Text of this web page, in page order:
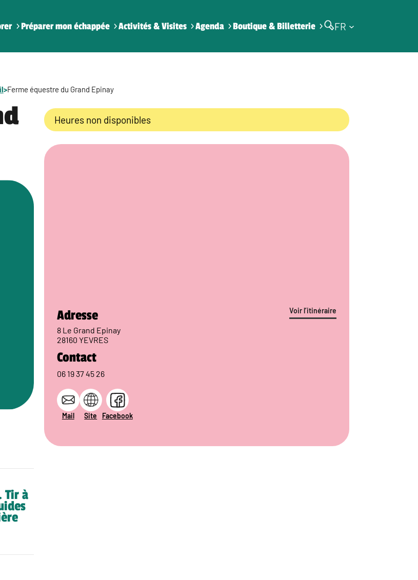
Préparer mon échappée Activités & Visites Agenda Boutique & Billetterie FR
>Ferme équestre du Grand Epinay
Tir à
Heures non disponibles
Voir l’itinéraire
Adresse
8 Le Grand Epinay
28160 YEVRES
Contact
06 19 37 45 26
Mail Site Facebook